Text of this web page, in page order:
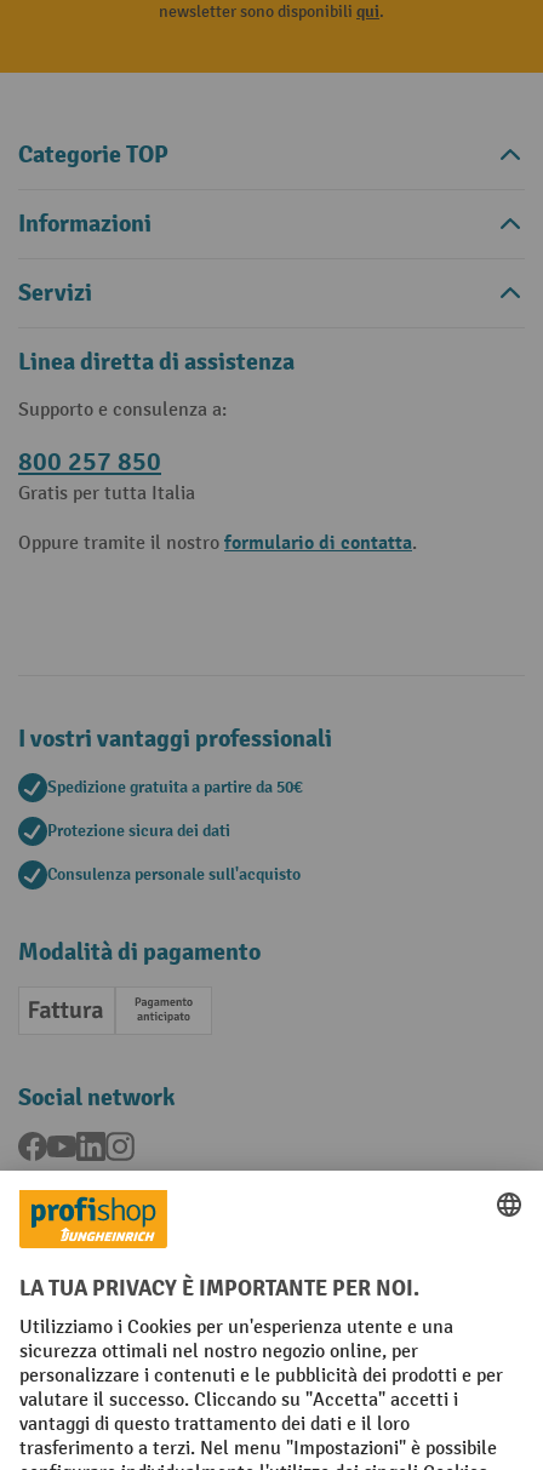
newsletter sono disponibili qui.
Categorie TOP
Informazioni
Servizi
Linea diretta di assistenza
Supporto e consulenza a:
800 257 850
Gratis per tutta Italia
Oppure tramite il nostro formulario di contatta.
I vostri vantaggi professionali
Spedizione gratuita a partire da 50€
Protezione sicura dei dati
Consulenza personale sull'acquisto
Modalità di pagamento
Fattura Pagamento anticipato
Social network
Facebook
YouTubeLinkedInInstagram
Condizioni Generali di Vendita
Dichiarazione di protezione dei dati Impronta
Impostazioni sulla privacy
All prices excl. VAT plusshipping costsand possible delivery charges,
if not stated otherwise.